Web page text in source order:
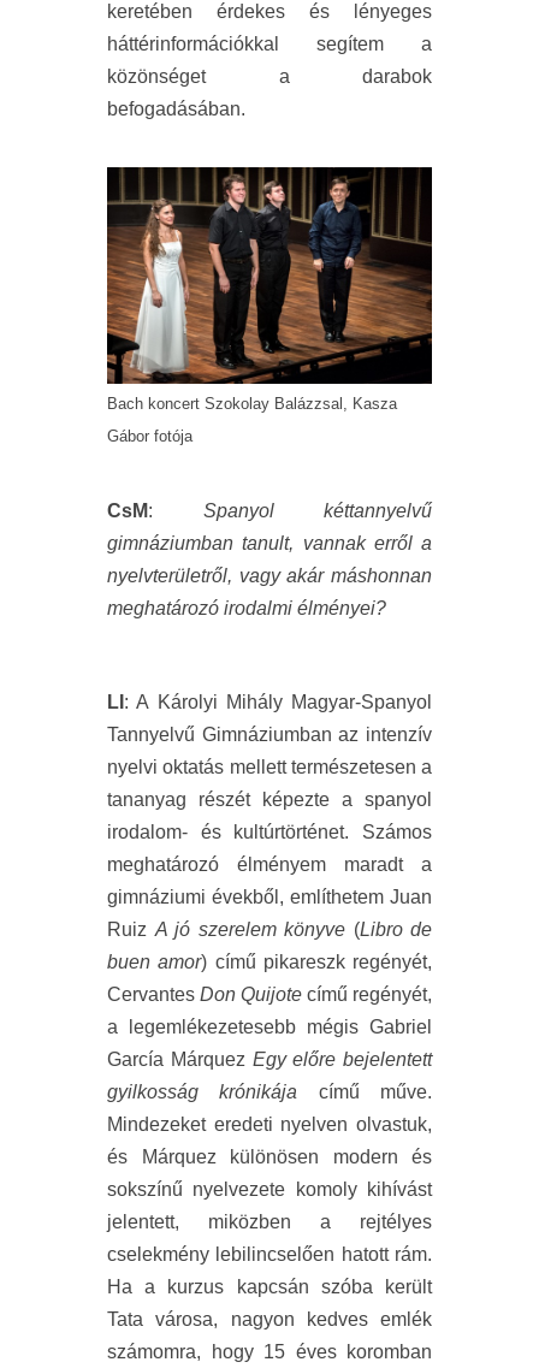
keretében érdekes és lényeges
háttérinformációkkal segítem a
közönséget a darabok
befogadásában.
Bach koncert Szokolay Balázzsal, Kasza
Gábor fotója
CsM: Spanyol kéttannyelvű
gimnáziumban tanult, vannak erről a
nyelvterületről, vagy akár máshonnan
meghatározó irodalmi élményei?
LI : A Károlyi Mihály Magyar-Spanyol
Tannyelvű Gimnáziumban az intenzív
nyelvi oktatás mellett természetesen a
tananyag részét képezte a spanyol
irodalom- és kultúrtörténet. Számos
meghatározó élményem maradt a
gimnáziumi évekből, említhetem Juan
Ruiz A jó szerelem könyve (Libro de
buen amor) című pikareszk regényét,
Cervantes Don Quijote című regényét,
a legemlékezetesebb mégis Gabriel
García Márquez Egy előre bejelentett
gyilkosság krónikája című műve.
Mindezeket eredeti nyelven olvastuk,
és Márquez különösen modern és
sokszínű nyelvezete komoly kihívást
jelentett, miközben a rejtélyes
cselekmény lebilincselően hatott rám.
Ha a kurzus kapcsán szóba került
Tata városa, nagyon kedves emlék
számomra, hogy 15 éves koromban